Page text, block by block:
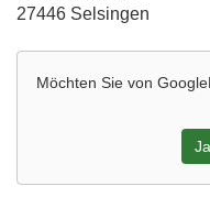
27446 Selsingen
Möchten Sie von
Ja